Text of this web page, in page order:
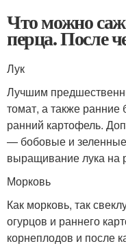
Что можно
перца. После
Лук
Лучшим
томат, а также ранние
ранний картофель.
— бобовые и
выращивание лука на
Морковь
Как морковь, так
огурцов и раннего
корнеплодов и после